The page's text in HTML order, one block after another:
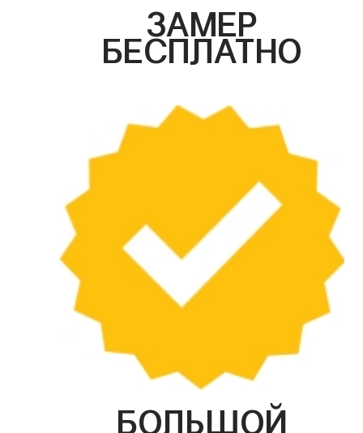
ЗАМЕР
БЕСПЛАТНО
БОЛЬШОЙ